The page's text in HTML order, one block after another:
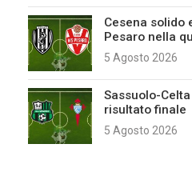
Cesena solido
Pesaro nella
5 Agosto 2026
Sassuolo-
risultato finale
5 Agosto 2026